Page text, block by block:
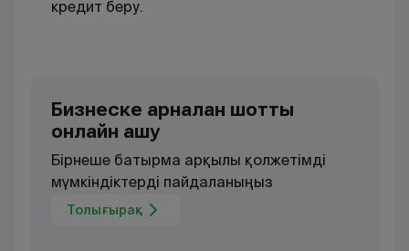
кредит беру.
Бизнеске арналған шотты
онлайн ашу
Бірнеше батырма арқылы қолжетімді
мүмкіндіктерді пайдаланыңыз
Толығырақ